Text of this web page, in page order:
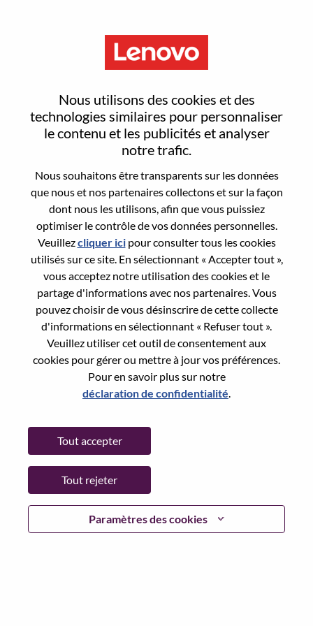
Nous utilisons des cookies et des
technologies similaires pour personnaliser
le contenu et les publicités et analyser
notre trafic.
Nous souhaitons être transparents sur les données
que nous et nos partenaires collectons et sur la façon
dont nous les utilisons, afin que vous puissiez
optimiser le contrôle de vos données personnelles.
Veuillezcliquer icipour consulter tous les cookies
utilisés sur ce site. En sélectionnant « Accepter tout »,
vous acceptez notre utilisation des cookies et le
partage d'informations avec nos partenaires. Vous
pouvez choisir de vous désinscrire de cette collecte
d'informations en sélectionnant « Refuser tout ».
Veuillez utiliser cet outil de consentement aux
cookies pour gérer ou mettre à jour vos préférences.
Pour en savoir plus sur notre
déclaration de confidentialité.
Paramètres des cookies
Tout accepter
Tout rejeter
Reset password
Are you sure you want to reset your
Enter the email address associated with your
account, then click "Continue".
We will email you a link to reset your
password.
Reset password with your e-mail
E-mail*
Continue
Go Back